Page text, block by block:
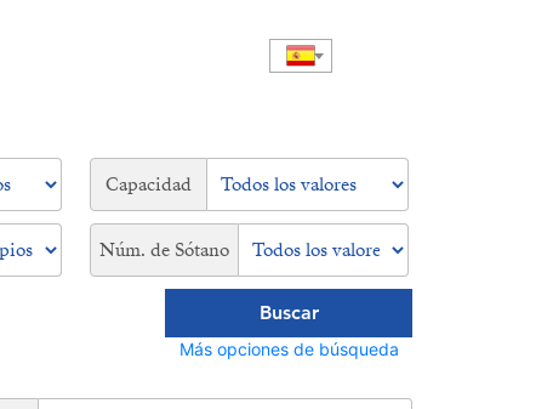
Capacidad
Núm. de Sótano
Buscar
Más opciones de búsqueda